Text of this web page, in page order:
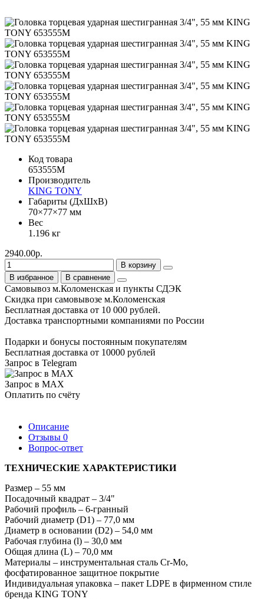
Код товара
653555M
Производитель
KING TONY
Габариты (ДхШхВ)
70×77×77 мм
Вес
1.196 кг
2940.00р.
В корзину
В избранное
В сравнение
Самовывоз м.Коломенская и пункты СДЭК
Скидка при самовывозе м.Коломенская
Бесплатная доставка от 10 000 рублей.
Доставка транспортными компаниями по России
Подарки и бонусы постоянным покупателям
Бесплатная доставка от 10000 рублей
Запрос в Telegram
Запрос в MAX
Оплатить по счёту
Описание
Отзывы 0
Вопрос-ответ
ТЕХНИЧЕСКИЕ ХАРАКТЕРИСТИКИ
Размер – 55 мм
Посадочный квадрат – 3/4"
Рабочий профиль – 6-гранный
Рабочий диаметр (D1) – 77,0 мм
Диаметр в основании (D2) – 54,0 мм
Рабочая глубина (l) – 30,0 мм
Общая длина (L) – 70,0 мм
Материалы – инструментальная сталь Cr-Mo,
фосфатированное защитное покрытие
Индивидуальная упаковка – пакет LDPE в фирменном стиле
бренда KING TONY